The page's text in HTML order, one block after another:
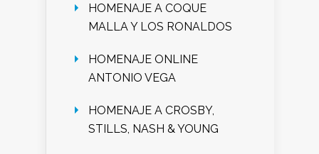
HOMENAJE A COQUE
MALLA Y LOS RONALDOS
HOMENAJE ONLINE
ANTONIO VEGA
HOMENAJE A CROSBY,
STILLS, NASH & YOUNG